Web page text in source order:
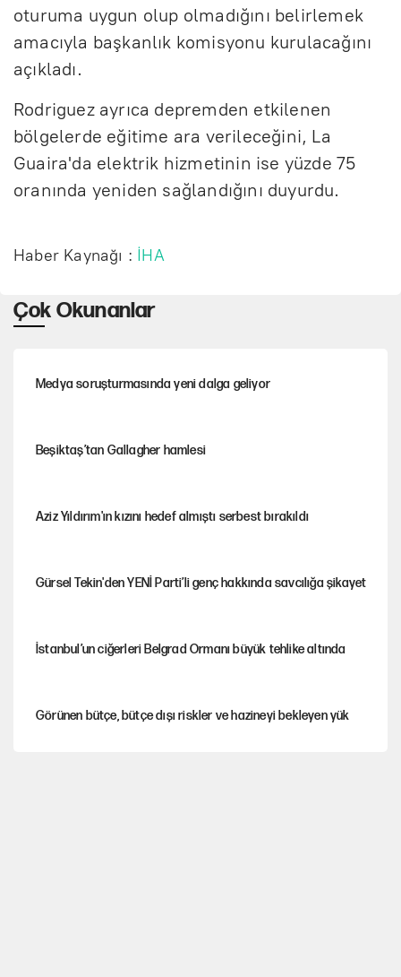
oturuma uygun olup olmadığını belirlemek
amacıyla başkanlık komisyonu kurulacağını
açıkladı.
Rodriguez ayrıca depremden etkilenen
bölgelerde eğitime ara verileceğini, La
Guaira'da elektrik hizmetinin ise yüzde 75
oranında yeniden sağlandığını duyurdu.
Haber Kaynağı : İHA
Çok Okunanlar
Medya soruşturmasında yeni dalga geliyor
Beşiktaş’tan Gallagher hamlesi
Aziz Yıldırım'ın kızını hedef almıştı serbest bırakıldı
Gürsel Tekin'den YENİ Parti’li genç hakkında savcılığa şikayet
İstanbul’un ciğerleri Belgrad Ormanı büyük tehlike altında
Görünen bütçe, bütçe dışı riskler ve hazineyi bekleyen yük